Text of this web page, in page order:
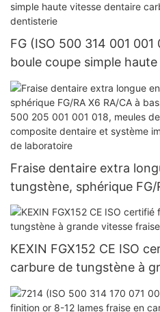
FG (ISO 500 314 001
boule coupe simple
carbure de tungstène
Fraise dentaire extra
tungstène, sphérique FG/
vitesse, ISO 500 205 001
polissage en résine
système imprégné de
laboratoire
KEXIN FGX152 CE ISO
carbure de tungstène à
dentaire Endo Z